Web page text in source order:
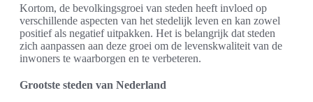
Kortom, de bevolkingsgroei van steden heeft invloed op
verschillende aspecten van het stedelijk leven en kan zowel
positief als negatief uitpakken. Het is belangrijk dat steden
zich aanpassen aan deze groei om de levenskwaliteit van de
inwoners te waarborgen en te verbeteren.
Grootste steden van Nederland